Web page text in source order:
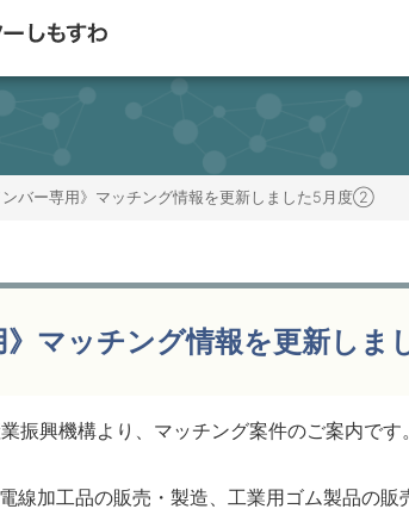
ンバー専用》マッチング情報を更新しました5月度②
》マッチング情報を更新し
振興機構より、マッチング案件のご案内です
加工品の販売・製造、工業用ゴム製品の販